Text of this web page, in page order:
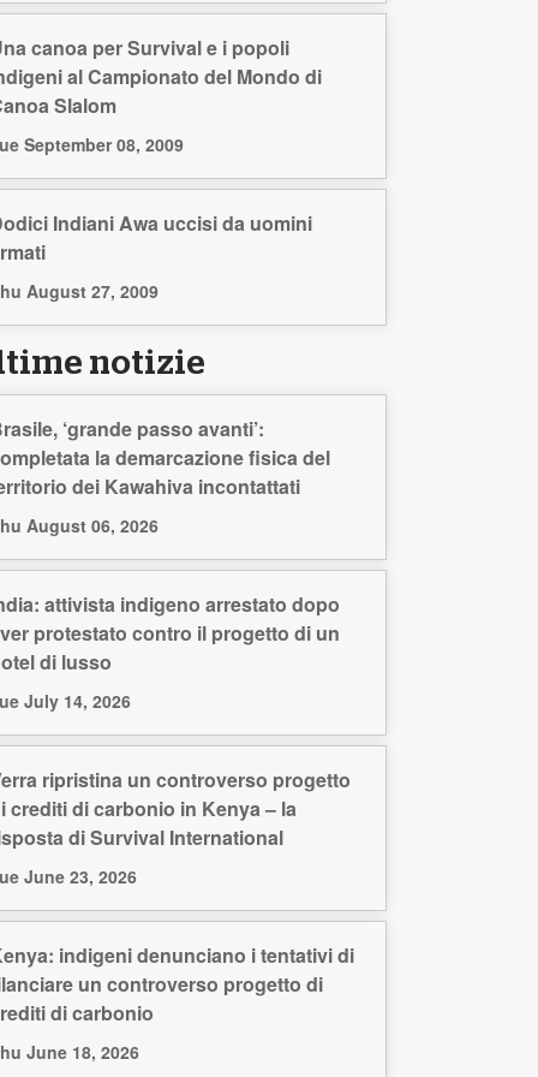
canoa per Survival e i popoli
al Campionato del Mondo di
Slalom
September 08, 2009
Indiani Awa uccisi da uomini
August 27, 2009
notizie
‘grande passo avanti’:
la demarcazione fisica del
dei Kawahiva incontattati
August 06, 2026
attivista indigeno arrestato dopo
protestato contro il progetto di un
di lusso
July 14, 2026
ripristina un controverso progetto
crediti di carbonio in Kenya – la
di Survival International
June 23, 2026
indigeni denunciano i tentativi di
un controverso progetto di
di carbonio
June 18, 2026